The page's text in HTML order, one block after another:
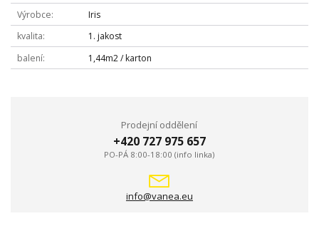
Výrobce
Iris
kvalita
1. jakost
balení
1,44m2 / karton
Prodejní oddělení
+420 727 975 657
PO-PÁ 8:00-18:00 (info linka)
info@vanea.eu